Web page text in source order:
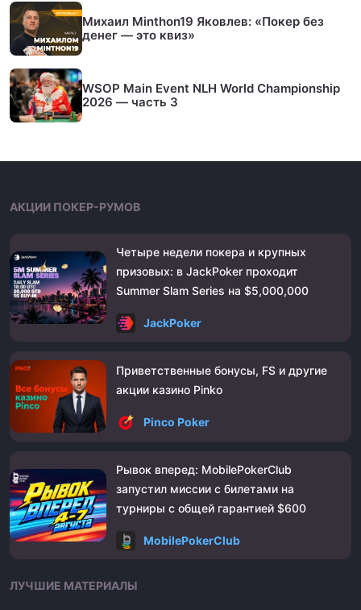
Михаил Minthon19 Яковлев: «Покер без
денег — это квиз»
WSOP Main Event NLH World Championship
2026 — часть 3
АКЦИИ ПОКЕР-РУМОВ
Четыре недели покера и крупных
призовых: в JackPoker проходит
Summer Slam Series на $5,000,000
JackPoker
Приветственные бонусы, FS и другие
акции казино Pinko
Pinco Poker
Рывок вперед: MobilePokerClub
запустил миссии с билетами на
турниры с общей гарантией $600
MobilePokerClub
ЛУЧШИЕ МАТЕРИАЛЫ